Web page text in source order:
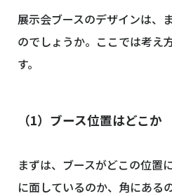
展示会ブースのデザインは、
のでしょうか。ここでは考え
す。
（1）ブース位置はどこか
まずは、ブースがどこの位置
に面しているのか、角にある